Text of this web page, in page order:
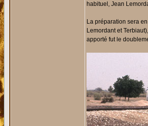
habituel, Jean
La préparation sera
Lemordant et
apporté fut le